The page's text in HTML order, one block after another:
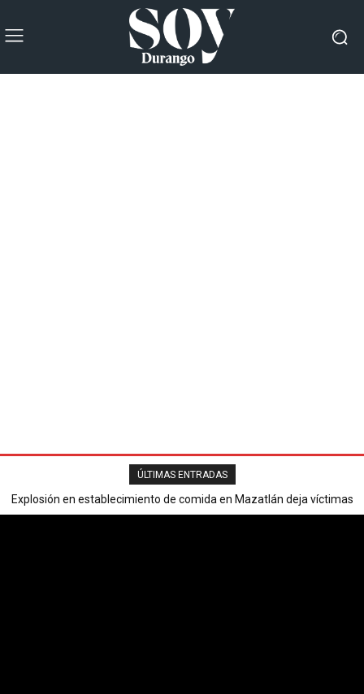
ÚLTIMAS ENTRADAS
Explosión en establecimiento de comida en Mazatlán deja víctimas
mortales y varios heridos.